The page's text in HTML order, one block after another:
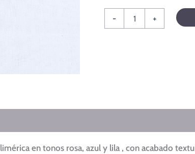
- +
en tonos rosa, azul y lila , con acabado